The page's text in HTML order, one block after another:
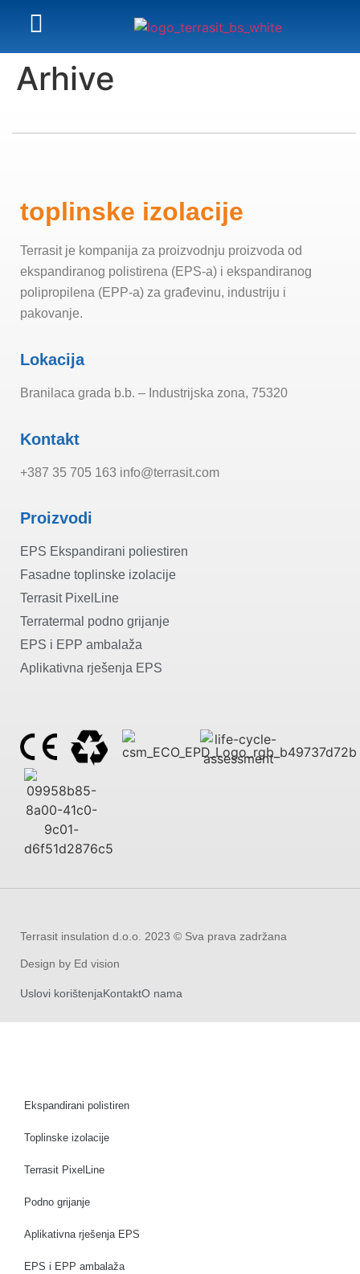
Arhive
toplinske izolacije
Terrasit je kompanija za proizvodnju proizvoda od
ekspandiranog polistirena (EPS-a) i ekspandiranog
polipropilena (EPP-a) za građevinu, industriju i
pakovanje.
Lokacija
Branilaca grada b.b. – Industrijska zona, 75320
Kontakt
+387 35 705 163 info@terrasit.com
Proizvodi
EPS Ekspandirani poliestiren
Fasadne toplinske izolacije
Terrasit PixelLine
Terratermal podno grijanje
EPS i EPP ambalaža
Aplikativna rješenja EPS
Terrasit insulation d.o.o. 2023 © Sva prava zadržana
Design by Ed vision
Uslovi korištenjaKontaktO nama
Ekspandirani polistiren
Toplinske izolacije
Terrasit PixelLine
Podno grijanje
Aplikativna rješenja EPS
EPS i EPP ambalaža